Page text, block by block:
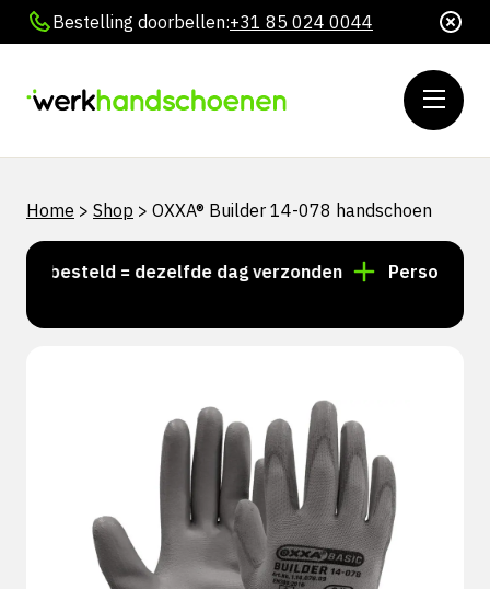
Bestelling doorbellen:+31 85 024 0044
Home > Shop > OXXA® Builder 14-078 handschoen
besteld = dezelfde dag verzonden Persoonlijk